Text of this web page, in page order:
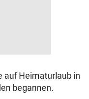
auf Heimaturlaub in
begannen.